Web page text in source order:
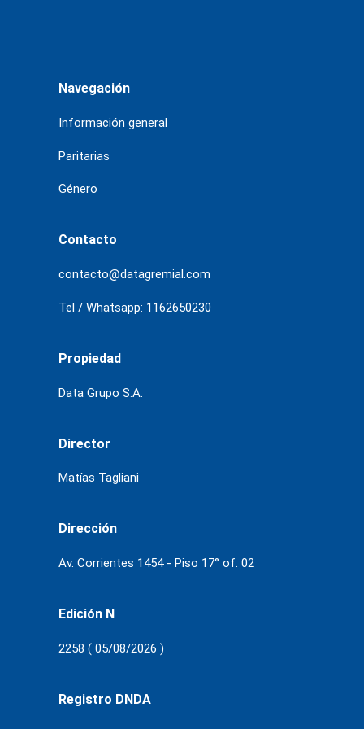
Navegación
Información general
Paritarias
Género
Contacto
contacto@datagremial.com
Tel / Whatsapp: 1162650230
Propiedad
Data Grupo S.A.
Director
Matías Tagliani
Dirección
Av. Corrientes 1454 - Piso 17° of. 02
Edición N
2258 ( 05/08/2026 )
Registro DNDA